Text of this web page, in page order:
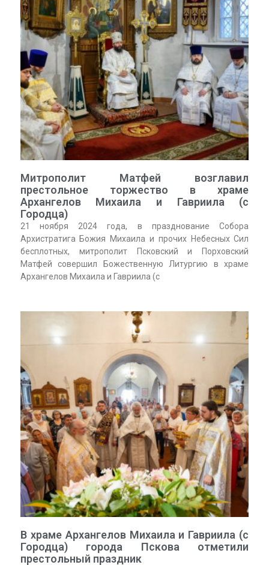
Митрополит Матфей возглавил
престольное торжество в храме
Архангелов Михаила и Гавриила (с
Городца)
21 ноября 2024 года, в празднование Собора
Архистратига Божия Михаила и прочих Небесных Сил
бесплотных, митрополит Псковский и Порховский
Матфей совершил Божественную Литургию в храме
Архангелов Михаила и Гавриила (с
В храме Архангелов Михаила и Гавриила (с
Городца) города Пскова отметили
престольный праздник